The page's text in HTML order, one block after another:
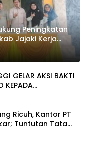
Peningkatan
Jajaki Kerja
USK
GELAR AKSI BAKTI
KEPADA
Ricuh, Kantor PT
Tuntutan Tata